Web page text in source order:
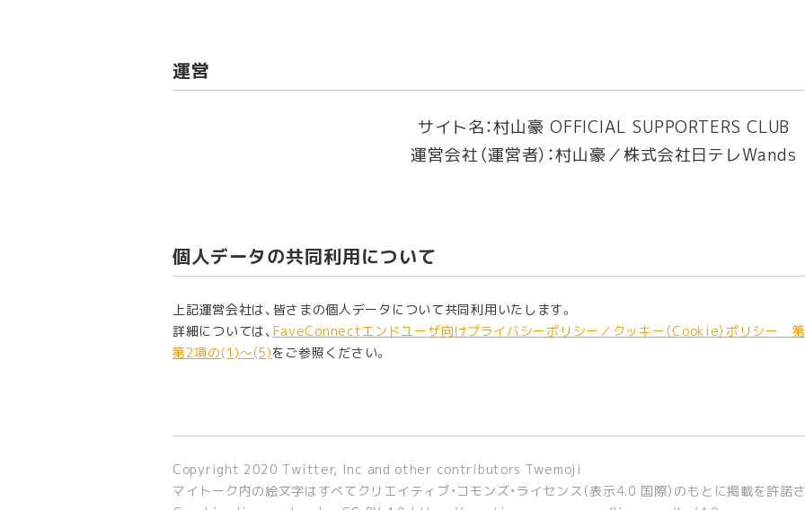
運営
サイト名：村山豪 OFFICIAL SUPPORTERS CLUB
運営会社（運営者）：村山豪／株式会社日テレWands
個人データの共同利用について
上記運営会社は、皆さまの個人データについて共同利用いたします。
詳細については、 FaveConnectエンドユーザ向けプライバシーポリシー／クッキー（Cookie）ポリシー 第
第2項の(1)〜(5)をご参照ください。
Copyright 2020 Twitter, Inc and other contributors Twemoji
マイトーク内の絵文字はすべてクリエイティブ・コモンズ・ライセンス（表示4.0 国際）のもとに掲載を許諾